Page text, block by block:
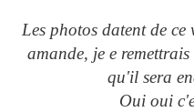
Les photos datent de ce
amande, je e remettrais
qu'il sera
Oui oui